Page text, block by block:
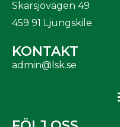
Skarsjövägen 49
459 91 Ljungskile
KONTAKT
admin@lsk.se